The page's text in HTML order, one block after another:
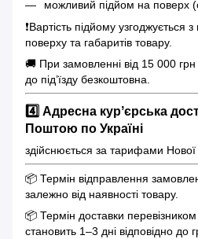
можливий підйом на поверх
❗️Вартість підйому
поверху та габаритів товару.
🚚 При замовленні від 15 000
до під’їзду безкоштовна.
4️⃣ Адресна курʼєрська
Поштою по Україні
здійснюється за тарифами
📦 Термін відправлення
залежно від наявності товару.
📦 Термін доставки перевізником
становить 1–3 дні відповідно до